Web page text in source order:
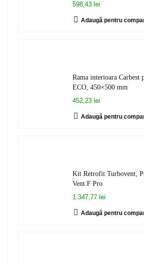
598,43 lei
Adaugă pentru
Rama interioara Carbest
ECO, 450×500 mm
452,23 lei
Adaugă pentru
Kit Retrofit Turbovent,
Vent F Pro
1.347,77 lei
Adaugă pentru